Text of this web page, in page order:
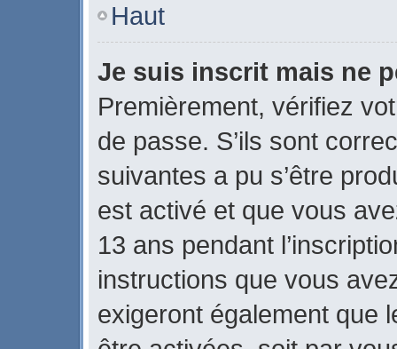
Haut
Je suis inscrit mais ne
Premièrement, vérifiez
de passe. S’ils sont
suivantes a pu s’être
est activé et que vous
13 ans pendant
instructions que vous
exigeront également que